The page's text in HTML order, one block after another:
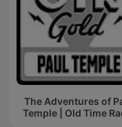
The Adventures of
Temple | Old Time